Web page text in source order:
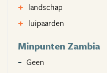
landschap
luipaarden
Minpunten Zambia
Geen